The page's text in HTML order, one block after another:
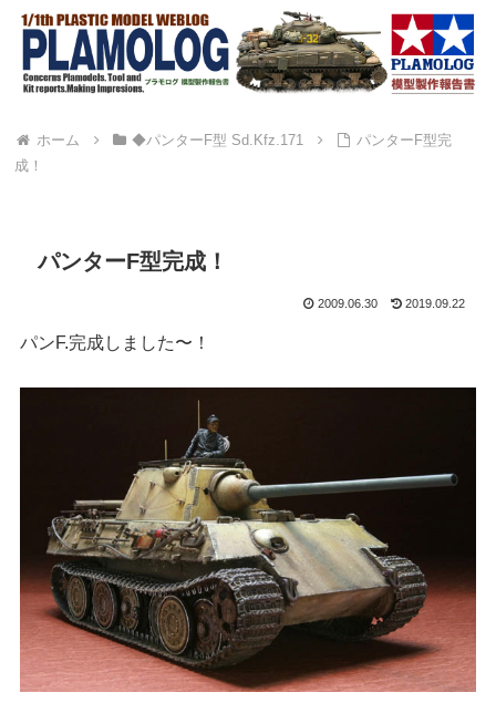
ホーム ◆パンターF型 Sd.Kfz.171
パンターF型完
成！
パンターF型完成！
2009.06.30 2019.09.22
パンF.完成しました〜！